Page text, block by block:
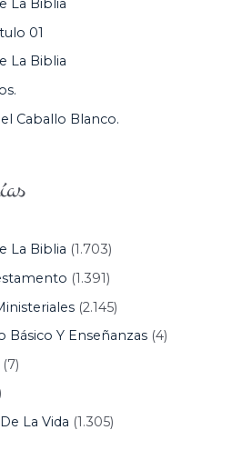
La Biblia
01
La Biblia
Caballo Blanco.
La Biblia (1.703)
(1.391)
(2.145)
Básico Y Enseñanzas(4)
La Vida (1.305)